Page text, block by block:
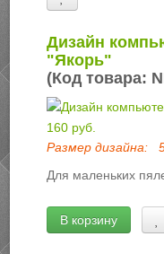
Дизайн
"Якорь"
(Код товара:
160 руб.
Размер дизайна:
Для маленьких
В корзину